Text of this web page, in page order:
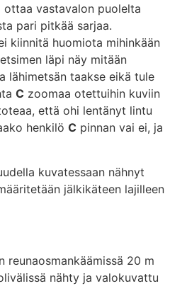
ottaa vastavalon puolelta
pari pitkää sarjaa.
kiinnitä huomiota mihinkään
läpi näy mitään
lähimetsän taakse eikä tule
C zoomaa otettuihin kuviin
että ohi lentänyt lintu
henkilö C pinnan vai ei, ja
kuvatessaan nähnyt
jälkikäteen lajilleen
reunaosmankäämissä 20 m
nähty ja valokuvattu